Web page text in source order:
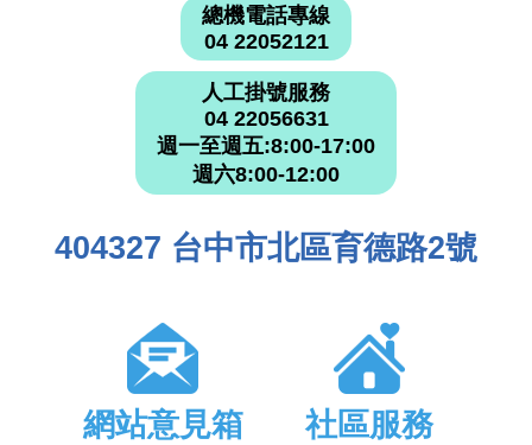
總機電話專線
04 22052121
人工掛號服務
04 22056631
週一至週五:8:00-17:00
週六8:00-12:00
404327 台中市北區育德路2號
網站意見箱 社區服務